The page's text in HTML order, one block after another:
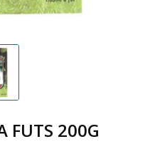
FUTS 200G